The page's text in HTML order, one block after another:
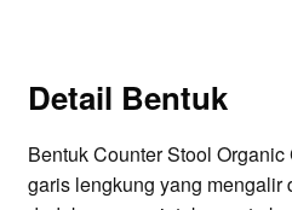
Detail Bentuk
Bentuk Counter Stool
garis lengkung yang mengalir